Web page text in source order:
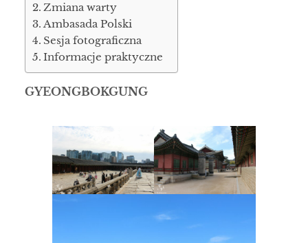
Zmiana warty
Ambasada Polski
Sesja fotograficzna
Informacje praktyczne
GYEONGBOKGUNG